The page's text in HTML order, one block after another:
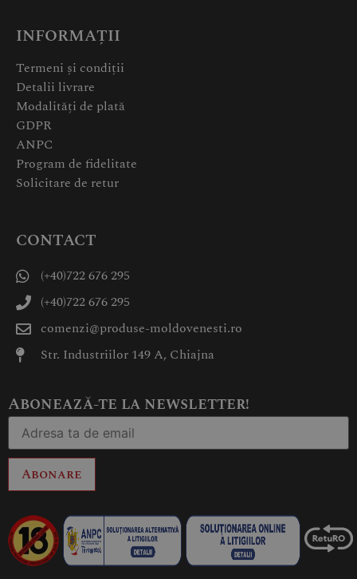
INFORMAȚII
Termeni și condiții
Detalii livrare
Modalități de plată
GDPR
ANPC
Program de fidelitate
Solicitare de retur
CONTACT
(+40)722 676 295
(+40)722 676 295
comenzi@produse-moldovenesti.ro
Str. Industriilor 149 A, Chiajna
Abonează-te la newsletter!
Abonare